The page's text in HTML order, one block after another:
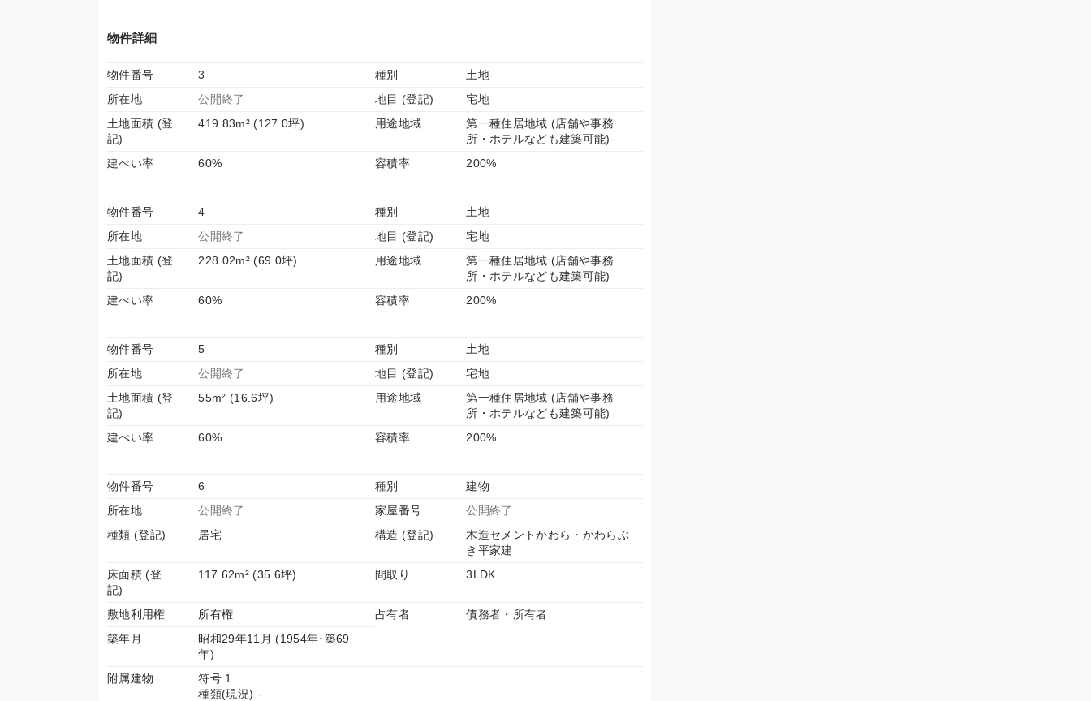
物件詳細
物件番号 3 種別
土地
所在地
公開終了 地目 (登記)
宅地
土地面積 (登
記)
419.83m² (127.0坪) 用途地域
第一種住居地域 (店舗や事務
所・ホテルなども建築可能)
建ぺい率
60% 容積率 200%
物件番号 4 種別
土地
所在地
公開終了 地目 (登記)
宅地
土地面積 (登
記)
228.02m² (69.0坪) 用途地域
第一種住居地域 (店舗や事務
所・ホテルなども建築可能)
建ぺい率
60% 容積率 200%
物件番号 5 種別
土地
所在地
公開終了 地目 (登記)
宅地
土地面積 (登
記)
55m² (16.6坪) 用途地域
第一種住居地域 (店舗や事務
所・ホテルなども建築可能)
建ぺい率
60% 容積率 200%
物件番号 6 種別
建物
所在地
公開終了 家屋番号
公開終了
種類 (登記)
居宅 構造 (登記)
木造セメントかわら・かわらぶ
き平家建
床面積 (登
記)
117.62m² (35.6坪) 間取り 3LDK
敷地利用権 所有権 占有者
債務者・所有者
築年月
昭和29年11月 (1954年･築69
年)
附属建物
符号 1
種類(現況) -